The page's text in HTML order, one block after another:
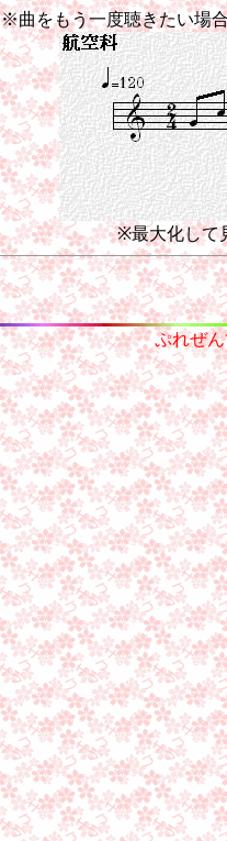
※曲をもう一度聴きたい場
※最大化して
ぷれぜ